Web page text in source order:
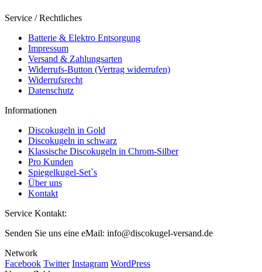
Service / Rechtliches
Batterie & Elektro Entsorgung
Impressum
Versand & Zahlungsarten
Widerrufs-Button (Vertrag widerrufen)
Widerrufsrecht
Datenschutz
Informationen
Discokugeln in Gold
Discokugeln in schwarz
Klassische Discokugeln in Chrom-Silber
Pro Kunden
Spiegelkugel-Set`s
Über uns
Kontakt
Service Kontakt:
Senden Sie uns eine eMail: info@discokugel-versand.de
Network
Facebook Twitter Instagram WordPress